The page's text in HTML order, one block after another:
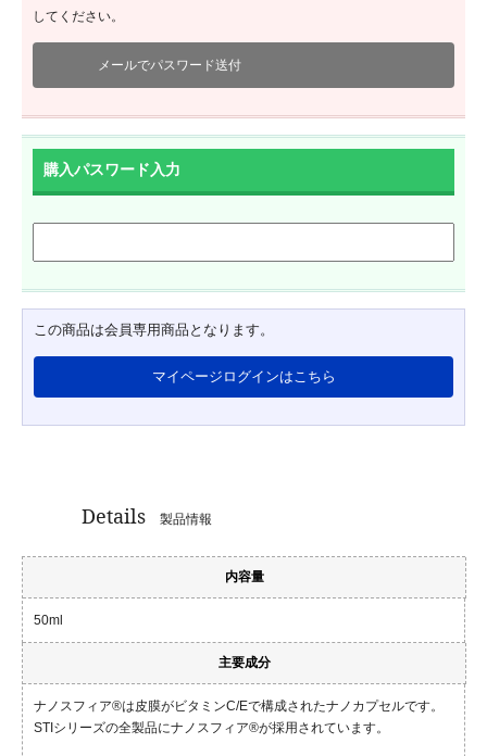
してください。
メールでパスワード送付
購入パスワード入力
この商品は会員専用商品となります。
マイページログインはこちら
Details 製品情報
内容量
50ml
主要成分
ナノスフィア®は皮膜がビタミンC/Eで構成されたナノカプセルです。
STIシリーズの全製品にナノスフィア®が採用されています。